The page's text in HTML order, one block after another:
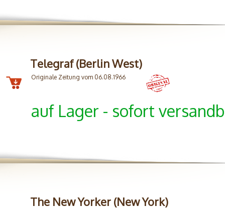
Telegraf (Berlin West)
Originale Zeitung vom 06.08.1966
auf Lager - sofort
The New Yorker (New York)